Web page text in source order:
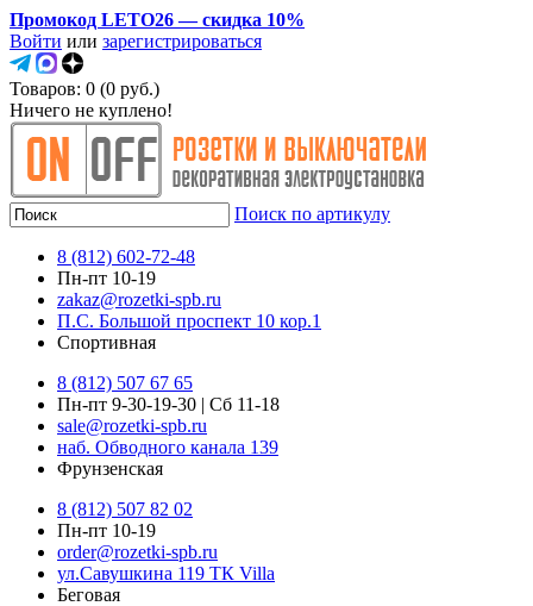
Промокод LETO26 — скидка 10%
Войти или зарегистрироваться
Товаров: 0 (0 руб.)
Ничего не куплено!
Поиск по артикулу
8 (812) 602-72-48
Пн-пт 10-19
zakaz@rozetki-spb.ru
П.С. Большой проспект 10 кор.1
Спортивная
8 (812) 507 67 65
Пн-пт 9-30-19-30 | Сб 11-18
sale@rozetki-spb.ru
наб. Обводного канала 139
Фрунзенская
8 (812) 507 82 02
Пн-пт 10-19
order@rozetki-spb.ru
ул.Савушкина 119 ТК Villa
Беговая